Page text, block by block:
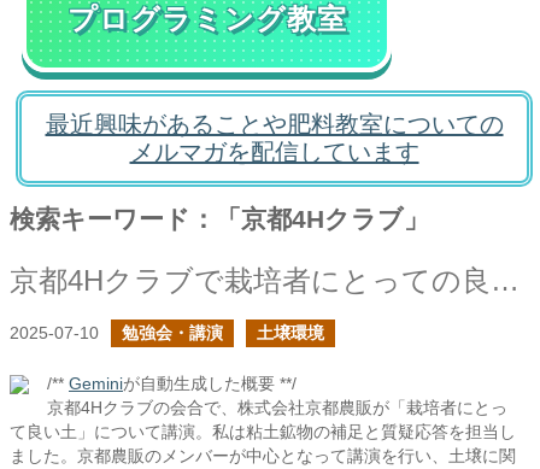
プログラミング教室
最近興味があることや肥料教室についての
メルマガを配信しています
検索キーワード：「京都4Hクラブ」
京都4Hクラブで栽培者にとっての良い土の話をしました
2025-07-10 勉強会・講演 土壌環境
/** Geminiが自動生成した概要 **/
京都4Hクラブの会合で、株式会社京都農販が「栽培者にとっ
て良い土」について講演。私は粘土鉱物の補足と質疑応答を担当し
ました。京都農販のメンバーが中心となって講演を行い、土壌に関